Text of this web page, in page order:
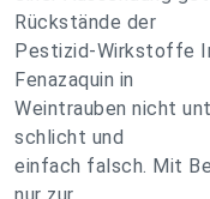
Rückstände der
Pestizid-Wirkstoffe
Fenazaquin in
Weintrauben nicht
schlicht und
einfach falsch. Mit